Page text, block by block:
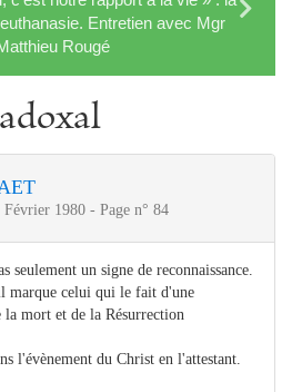
Entretien avec Mgr
Rougé
1980 - Page n° 84
seulement un signe de reconnaissance.
marque celui qui le fait d'une
la mort et de la Résurrection
l'évènement du Christ en l'attestant.